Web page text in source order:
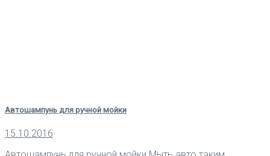
Автошампунь для ручной мойки
15.10.2016